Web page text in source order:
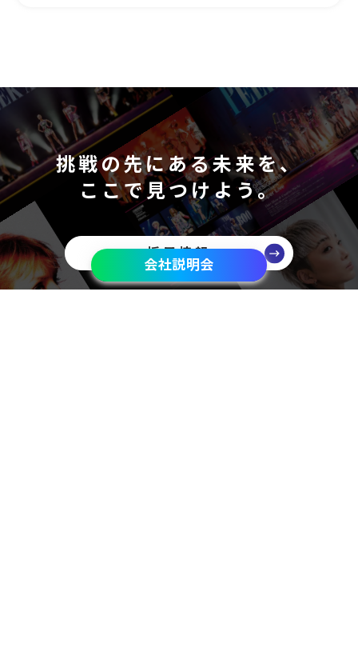
会社説明会
挑戦の先にある未来を、
ここで見つけよう。
採用情報